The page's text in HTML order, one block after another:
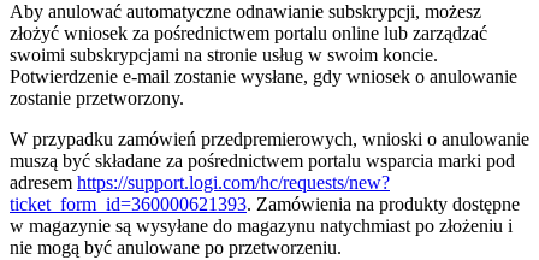
Aby anulować automatyczne odnawianie subskrypcji, możesz
złożyć wniosek za pośrednictwem portalu online lub zarządzać
swoimi subskrypcjami na stronie usług w swoim koncie.
Potwierdzenie e-mail zostanie wysłane, gdy wniosek o anulowanie
zostanie przetworzony.
W przypadku zamówień przedpremierowych, wnioski o anulowanie
muszą być składane za pośrednictwem portalu wsparcia marki pod
adresem https://support.logi.com/hc/requests/new?
ticket_form_id=360000621393. Zamówienia na produkty dostępne
w magazynie są wysyłane do magazynu natychmiast po złożeniu i
nie mogą być anulowane po przetworzeniu.